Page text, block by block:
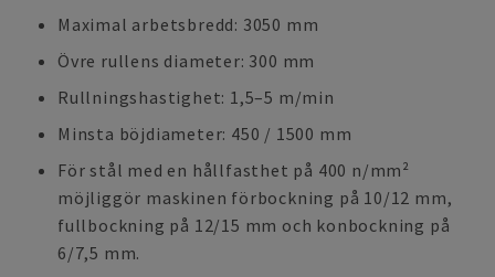
Maximal arbetsbredd: 3050 mm
Övre rullens diameter: 300 mm
Rullningshastighet: 1,5–5 m/min
Minsta böjdiameter: 450 / 1500 mm
För stål med en hållfasthet på 400 n/mm²
möjliggör maskinen förbockning på 10/12 mm,
fullbockning på 12/15 mm och konbockning på
6/7,5 mm.